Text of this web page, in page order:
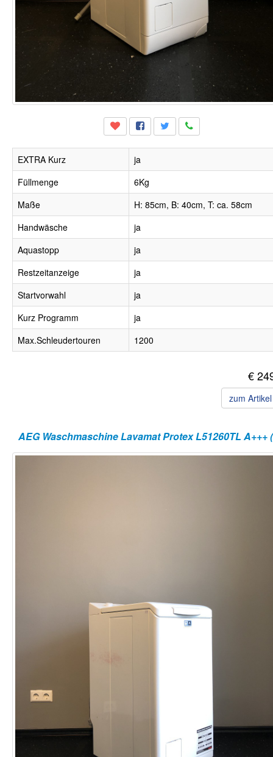
EXTRA Kurz
ja
Füllmenge
6Kg
Maße
H: 85cm, B: 40cm, T: ca. 58cm
Handwäsche
ja
Aquastopp
ja
Restzeitanzeige
ja
Startvorwahl
ja
Kurz Programm
ja
Max.Schleudertouren
1200
€
zum